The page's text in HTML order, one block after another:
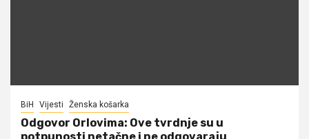
BiH Vijesti Ženska košarka
Odgovor Orlovima: ​Ove tvrdnje su u